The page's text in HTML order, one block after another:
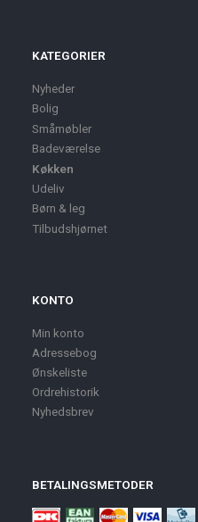
KATEGORIER
Nyheder
Bolig
Småmøbler
Badeværelse
Køkken
Udeliv
Børn & leg
Tilbudshjørnet
KONTO
Min konto
Adressebog
Ønskeliste
Ordrehistorik
Nyhedsbrev
BETALINGSMETODER